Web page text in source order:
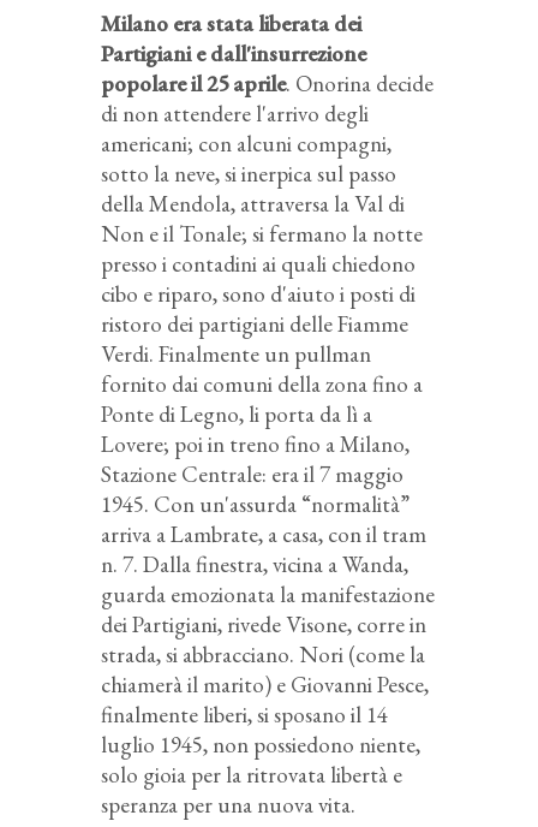
Milano era stata liberata dei
Partigiani e dall'insurrezione
popolare il 25 aprile. Onorina decide
di non attendere l'arrivo degli
americani; con alcuni compagni,
sotto la neve, si inerpica sul passo
della Mendola, attraversa la Val di
Non e il Tonale; si fermano la notte
presso i contadini ai quali chiedono
cibo e riparo, sono d'aiuto i posti di
ristoro dei partigiani delle Fiamme
Verdi. Finalmente un pullman
fornito dai comuni della zona fino a
Ponte di Legno, li porta da lì a
Lovere; poi in treno fino a Milano,
Stazione Centrale: era il 7 maggio
1945. Con un'assurda “normalità”
arriva a Lambrate, a casa, con il tram
n. 7. Dalla finestra, vicina a Wanda,
guarda emozionata la manifestazione
dei Partigiani, rivede Visone, corre in
strada, si abbracciano. Nori (come la
chiamerà il marito) e Giovanni Pesce,
finalmente liberi, si sposano il 14
luglio 1945, non possiedono niente,
solo gioia per la ritrovata libertà e
speranza per una nuova vita.